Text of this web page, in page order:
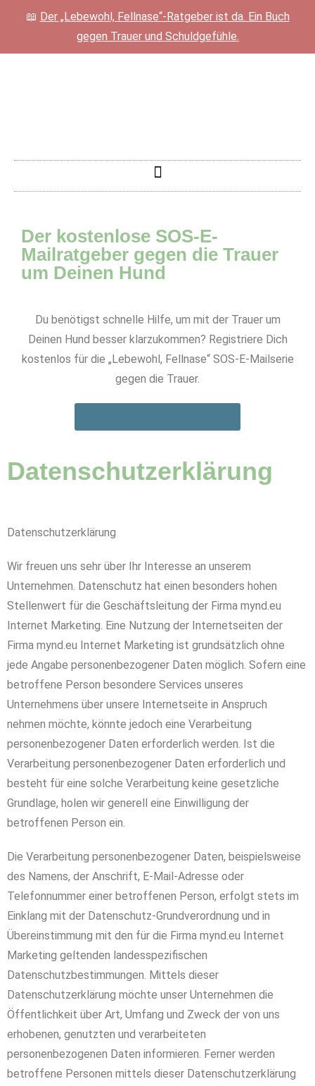
📖 Der „Lebewohl, Fellnase“-Ratgeber ist da. Ein Buch
gegen Trauer und Schuldgefühle.
Der kostenlose SOS-E-
Mailratgeber gegen die Trauer
um Deinen Hund
Du benötigst schnelle Hilfe, um mit der Trauer um
Deinen Hund besser klarzukommen? Registriere Dich
kostenlos für die „Lebewohl, Fellnase“ SOS-E-Mailserie
gegen die Trauer.
Datenschutzerklärung
Datenschutzerklärung
Wir freuen uns sehr über Ihr Interesse an unserem
Unternehmen. Datenschutz hat einen besonders hohen
Stellenwert für die Geschäftsleitung der Firma mynd.eu
Internet Marketing. Eine Nutzung der Internetseiten der
Firma mynd.eu Internet Marketing ist grundsätzlich ohne
jede Angabe personenbezogener Daten möglich. Sofern eine
betroffene Person besondere Services unseres
Unternehmens über unsere Internetseite in Anspruch
nehmen möchte, könnte jedoch eine Verarbeitung
personenbezogener Daten erforderlich werden. Ist die
Verarbeitung personenbezogener Daten erforderlich und
besteht für eine solche Verarbeitung keine gesetzliche
Grundlage, holen wir generell eine Einwilligung der
betroffenen Person ein.
Die Verarbeitung personenbezogener Daten, beispielsweise
des Namens, der Anschrift, E-Mail-Adresse oder
Telefonnummer einer betroffenen Person, erfolgt stets im
Einklang mit der Datenschutz-Grundverordnung und in
Übereinstimmung mit den für die Firma mynd.eu Internet
Marketing geltenden landesspezifischen
Datenschutzbestimmungen. Mittels dieser
Datenschutzerklärung möchte unser Unternehmen die
Öffentlichkeit über Art, Umfang und Zweck der von uns
erhobenen, genutzten und verarbeiteten
personenbezogenen Daten informieren. Ferner werden
betroffene Personen mittels dieser Datenschutzerklärung